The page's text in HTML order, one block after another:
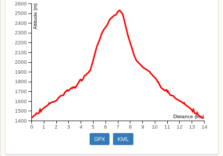
1400
1500
1600
1700
1800
1900
2000
2100
2200
2300
2400
2500
2600 Altitude (m)
0 1 2 3 4 5 6 7 8 9 10 11 12 13 14
Distance (km)
GPX KML